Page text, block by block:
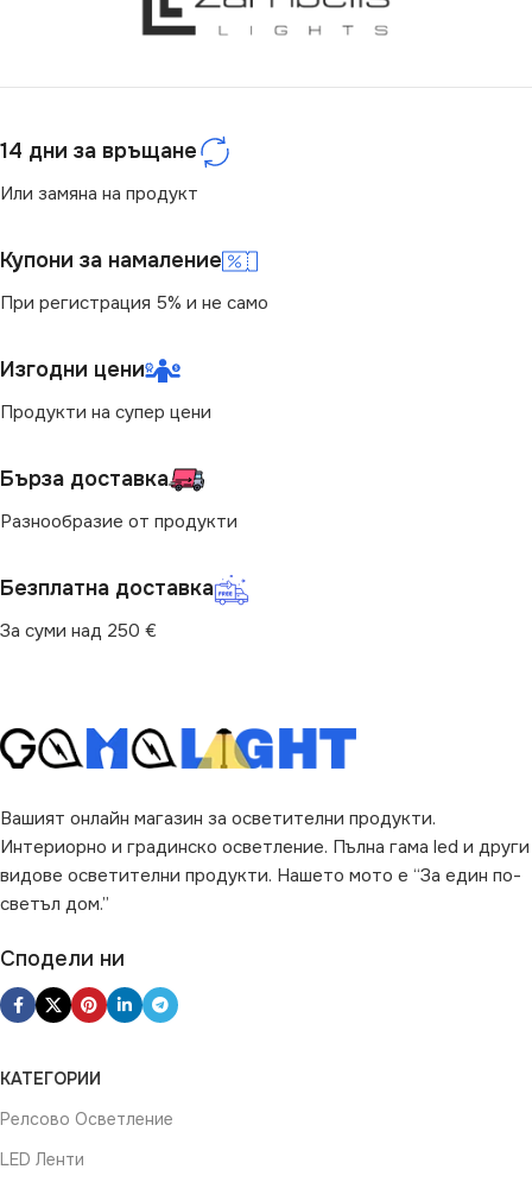
14 дни за връщане
Или замяна на продукт
Купони за намаление
При регистрация 5% и не само
Изгодни цени
Продукти на супер цени
Бърза доставка
Разнообразие от продукти
Безплатна доставка
За суми над 250 €
Вашият онлайн магазин за осветителни продукти.
Интериорно и градинско осветление. Пълна гама led и други
видове осветителни продукти. Нашето мото е “За един по-
светъл дом.”
Сподели ни
КАТЕГОРИИ
Релсово Осветление
LED Ленти